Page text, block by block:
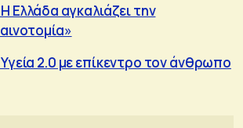
Ελλάδα αγκαλιάζει την
2.0 με επίκεντρο τον άνθρωπο